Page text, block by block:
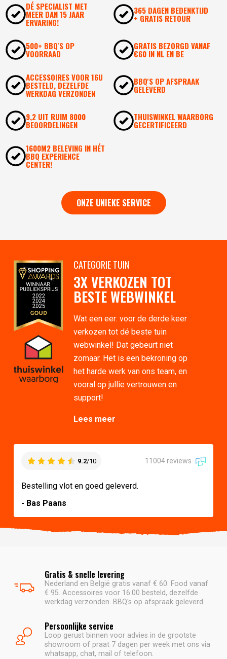
DÉ SPECIALIST MET
MEER DAN 15 JAAR
ERVARING!
365 DAGEN BEDENKTIJD
+ GRATIS RETOUR
500+ BBQ'S OP
VOORRAAD
GRATIS BEZORGD VANAF
€60 IN NL EN BE
ACCESSOIRES VOOR 16U
BESTELD, DEZELFDE
WERKDAG VERZONDEN
BBQ'S OP AFSPRAAK
GELEVERD
9,2 UIT RUIM 8000
BEOORDELINGEN
THUISWINKEL WAARBORG
GECERTIFICEERD
1600M2 BELEVING IN HÉT
BBQ EXPERIENCE
CENTER!
ONZE UNIEKE SERVICE
CATEGORIE TUIN
3X VERKOZEN TOT
BESTE WEBWINKEL
Wat een eer: voor de derde keer
verkozen tot dé beste tuin
webwinkel! Dat gebeurt niet
zomaar. Het is een bekroning op
het harde werk van ons team, en
vooral op jullie vertrouwen en
support!
Lees meer
9.2/10 11004 reviews
Bestelling vlot en goed geleverd.
- Bas Paans
Gratis & snelle levering
Nederland en België gratis vanaf € 60. Food vanaf
€ 95. Accessoires voor 16:00 besteld, dezelfde
werkdag verzonden. BBQ's op afspraak geleverd.
Persoonlijke service
Loop gerust binnen voor advies in de grootste
showroom of praat 7 dagen per week met ons via
whatsapp, chat, mail of telefoon.